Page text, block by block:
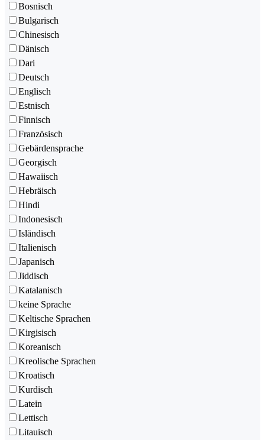
Bosnisch
Bulgarisch
Chinesisch
Dänisch
Dari
Deutsch
Englisch
Estnisch
Finnisch
Französisch
Gebärdensprache
Georgisch
Hawaiisch
Hebräisch
Hindi
Indonesisch
Isländisch
Italienisch
Japanisch
Jiddisch
Katalanisch
keine Sprache
Keltische Sprachen
Kirgisisch
Koreanisch
Kreolische Sprachen
Kroatisch
Kurdisch
Latein
Lettisch
Litauisch